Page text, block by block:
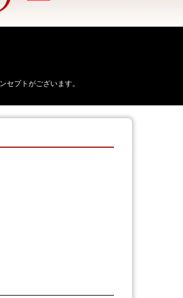
プトがございます。